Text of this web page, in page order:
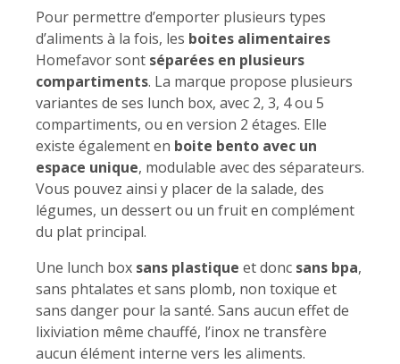
Pour permettre d’emporter plusieurs types
d’aliments à la fois, les boites alimentaires
Homefavor sont séparées en plusieurs
compartiments. La marque propose plusieurs
variantes de ses lunch box, avec 2, 3, 4 ou 5
compartiments, ou en version 2 étages. Elle
existe également en boite bento avec un
espace unique, modulable avec des séparateurs.
Vous pouvez ainsi y placer de la salade, des
légumes, un dessert ou un fruit en complément
du plat principal.
Une lunch box sans plastique et donc sans bpa,
sans phtalates et sans plomb, non toxique et
sans danger pour la santé. Sans aucun effet de
lixiviation même chauffé, l’inox ne transfère
aucun élément interne vers les aliments.